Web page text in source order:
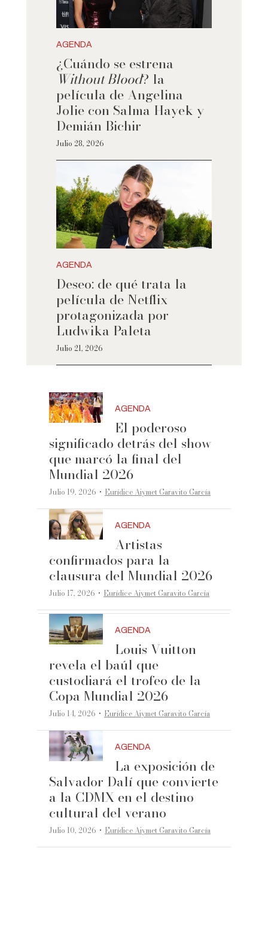
AGENDA
¿Cuándo se estrena
Without Blood? la
película de Angelina
Jolie con Salma Hayek y
Demián Bichir
Julio 28, 2026
AGENDA
Deseo: de qué trata la
película de Netflix
protagonizada por
Ludwika Paleta
Julio 21, 2026
AGENDA
El poderoso
significado detrás del show
que marcó la final del
Mundial 2026
Julio 19, 2026 ·Eurídice Aiymet Garavito García
AGENDA
Artistas
confirmados para la
clausura del Mundial 2026
Julio 17, 2026 ·Eurídice Aiymet Garavito García
AGENDA
Louis Vuitton
revela el baúl que
custodiará el trofeo de la
Copa Mundial 2026
Julio 14, 2026 ·Eurídice Aiymet Garavito García
AGENDA
La exposición de
Salvador Dalí que convierte
a la CDMX en el destino
cultural del verano
Julio 10, 2026 ·Eurídice Aiymet Garavito García